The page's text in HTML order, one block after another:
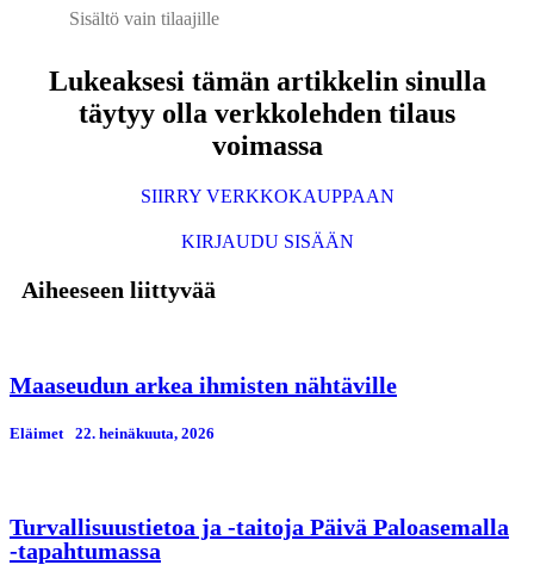
Sisältö vain tilaajille
Lukeaksesi tämän artikkelin sinulla
täytyy olla verkkolehden tilaus
voimassa
SIIRRY VERKKOKAUPPAAN
KIRJAUDU SISÄÄN
Aiheeseen liittyvää
Maaseudun arkea ihmisten nähtäville
Eläimet 22. heinäkuuta, 2026
Turvallisuustietoa ja -taitoja Päivä Paloasemalla
-tapahtumassa